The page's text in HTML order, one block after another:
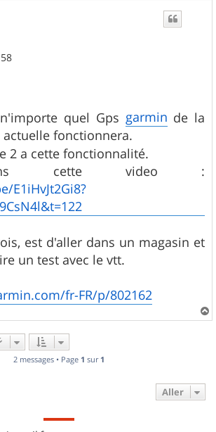
quel Gps garmin de la
actuelle fonctionnera.
2 a cette fonctionnalité.
cette video :
E1iHvJt2Gi8?
est d'aller dans un magasin et
un test avec le vtt.
fr-FR/p/802162
a
2 messages • Page 1 sur 1
Aller